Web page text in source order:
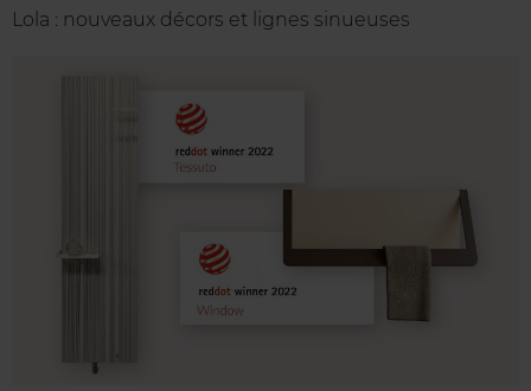
Lola : nouveaux décors et lignes sinueuses